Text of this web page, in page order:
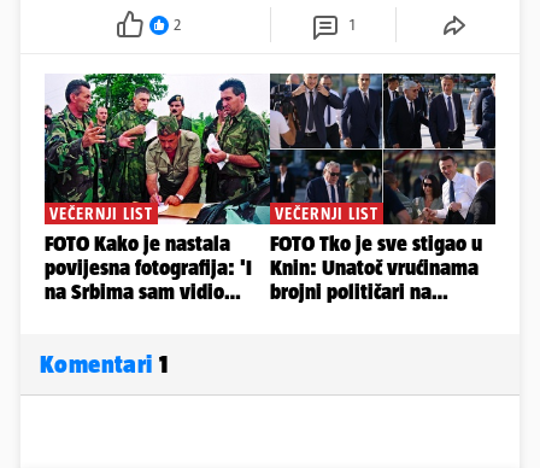
2 1
Komentari 1